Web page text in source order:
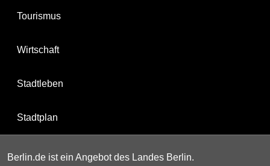
Tourismus
Wirtschaft
Stadtleben
Stadtplan
Berlin.de ist ein Angebot des Landes Berlin.